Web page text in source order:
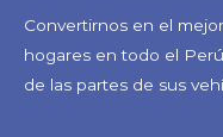
Convertirnos en el
hogares en todo el
de las partes de sus